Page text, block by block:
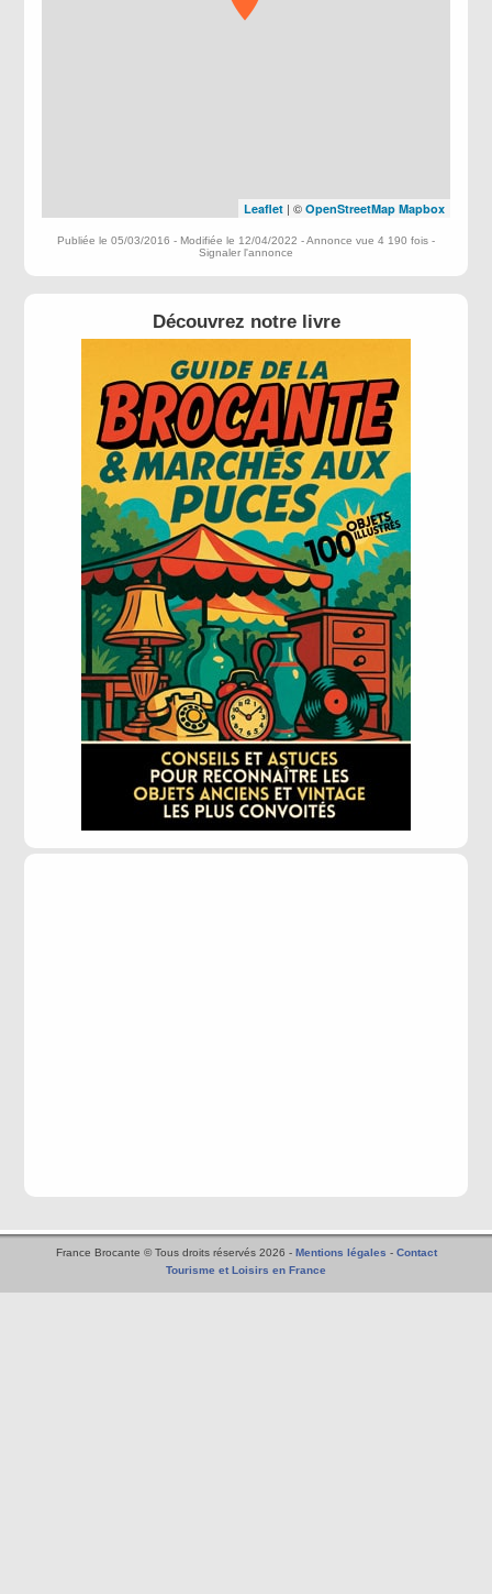
Leaflet| © OpenStreetMap Mapbox
Publiée le 05/03/2016 - Modifiée le 12/04/2022 - Annonce vue 4 190 fois -
Signaler l'annonce
Découvrez notre livre
France Brocante © Tous droits réservés 2026 - Mentions légales - Contact
Tourisme et Loisirs en France